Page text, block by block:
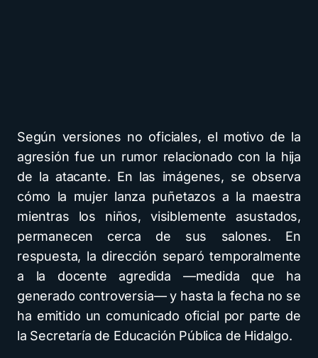
Según versiones no oficiales, el motivo de la
agresión fue un rumor relacionado con la hija
de la atacante. En las imágenes, se observa
cómo la mujer lanza puñetazos a la maestra
mientras los niños, visiblemente asustados,
permanecen cerca de sus salones. En
respuesta, la dirección separó temporalmente
a la docente agredida —medida que ha
generado controversia— y hasta la fecha no se
ha emitido un comunicado oficial por parte de
la Secretaría de Educación Pública de Hidalgo.